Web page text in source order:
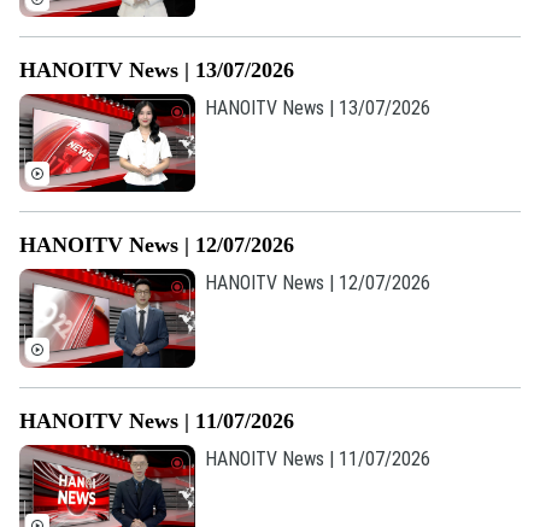
HANOITV News | 13/07/2026
HANOITV News | 13/07/2026
HANOITV News | 12/07/2026
HANOITV News | 12/07/2026
HANOITV News | 11/07/2026
HANOITV News | 11/07/2026